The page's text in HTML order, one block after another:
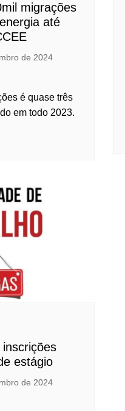
migrações
até
de 2024
é quase três
em todo 2023.
estágio
de 2024